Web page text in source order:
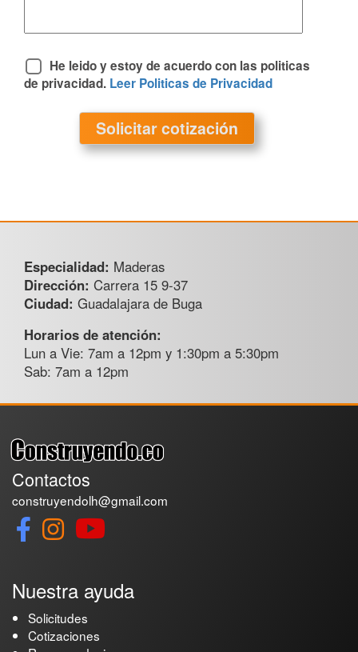
He leido y estoy de acuerdo con las politicas
de privacidad. Leer Politicas de Privacidad
Especialidad: Maderas
Dirección: Carrera 15 9-37
Ciudad: Guadalajara de Buga
Horarios de atención:
Lun a Vie: 7am a 12pm y 1:30pm a 5:30pm
Sab: 7am a 12pm
Contactos
construyendolh@gmail.com
Nuestra ayuda
Solicitudes
Cotizaciones